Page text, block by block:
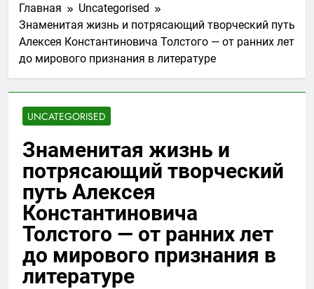
Главная
Uncategorised
Знаменитая жизнь и потрясающий творческий путь
Алексея Константиновича Толстого — от ранних лет
до мирового признания в литературе
UNCATEGORISED
Знаменитая жизнь и
потрясающий творческий
путь Алексея
Константиновича
Толстого — от ранних лет
до мирового признания в
литературе